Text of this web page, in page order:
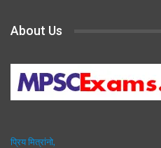
About Us
प्रिय मित्रांनो,